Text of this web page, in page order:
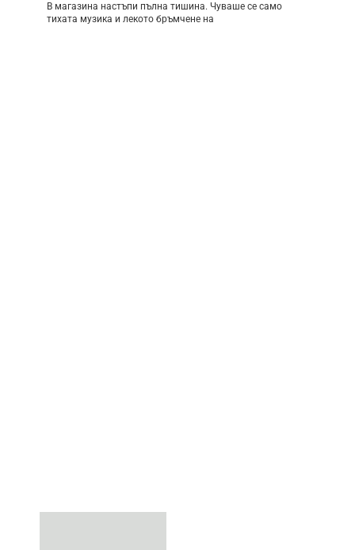
В магазина настъпи пълна тишина. Чуваше се само
тихата музика и лекото бръмчене на